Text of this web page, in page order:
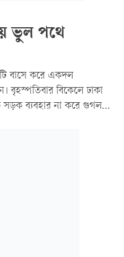
ভুল পথে
বাসে করে একদল
বৃহস্পতিবার বিকেলে ঢাকা
সড়ক ব্যবহার না করে গুগল